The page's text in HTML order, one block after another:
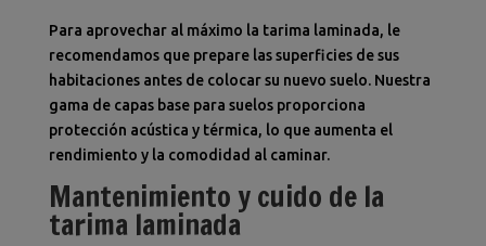
Para aprovechar al máximo la tarima laminada, le
recomendamos que prepare las superficies de sus
habitaciones antes de colocar su nuevo suelo. Nuestra
gama de capas base para suelos proporciona
protección acústica y térmica, lo que aumenta el
rendimiento y la comodidad al caminar.
Mantenimiento y cuido de la
tarima laminada